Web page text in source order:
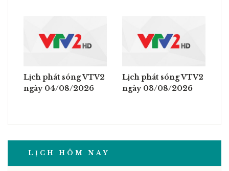
Lịch phát sóng VTV2
ngày 04/08/2026
Lịch phát sóng VTV2
ngày 03/08/2026
LỊCH HÔM NAY